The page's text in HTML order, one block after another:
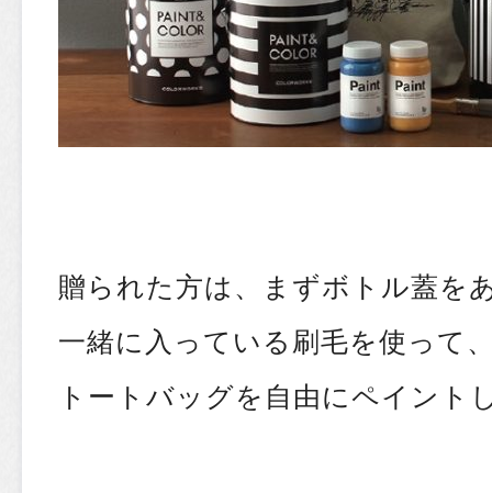
贈られた方は、まずボトル蓋を
一緒に入っている刷毛を使って
トートバッグを自由にペイント